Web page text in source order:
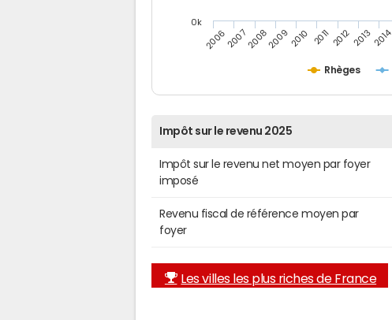
Rhèges
20062007200820092010 2011 201220132014
0k
Impôt sur le revenu 2025
Impôt sur le revenu net moyen par foyer
imposé
Revenu fiscal de référence moyen par
foyer
Les villes les plus riches de France